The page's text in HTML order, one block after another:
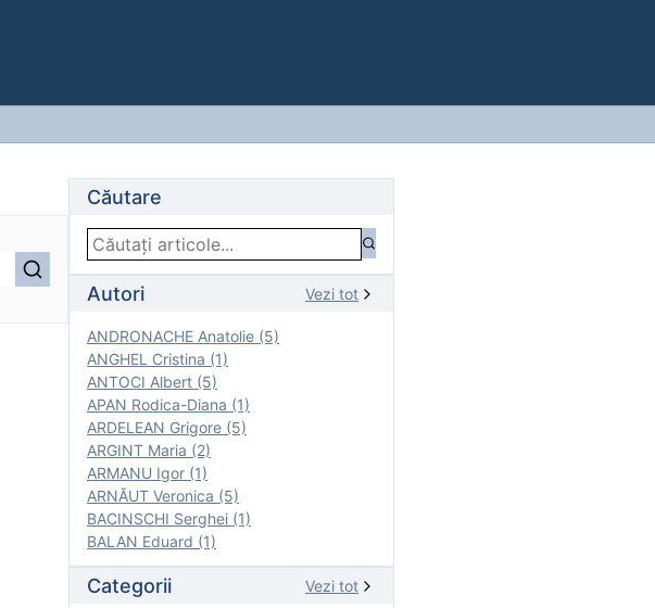
Căutare
Autori Vezi tot
ANDRONACHE Anatolie (5)
ANGHEL Cristina (1)
ANTOCI Albert (5)
APAN Rodica-Diana (1)
ARDELEAN Grigore (5)
ARGINT Maria (2)
ARMANU Igor (1)
ARNĂUT Veronica (5)
BACINSCHI Serghei (1)
BALAN Eduard (1)
Categorii Vezi tot